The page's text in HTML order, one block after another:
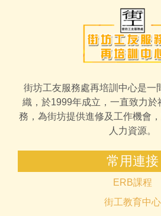
街坊工友服務處再培訓中心是一
織，於1999年成立，一直致力於
務，為街坊提供進修及工作機會
人力資源。
常用連接
ERB課程
街工教育中心